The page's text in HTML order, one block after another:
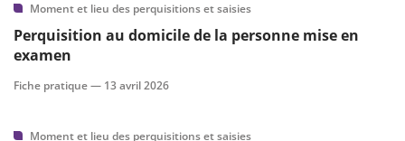
Moment et lieu des perquisitions et saisies
Perquisition au domicile de la personne mise en
examen
Fiche pratique — 13 avril 2026
Moment et lieu des perquisitions et saisies